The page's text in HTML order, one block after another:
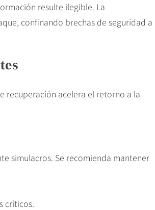
resulte ilegible. La
confinando brechas de seguridad a
recuperación acelera el retorno a la
simulacros. Se recomienda mantener
críticos.